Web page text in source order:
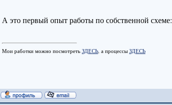
А это первый опыт работы по собственной схеме:
Мои работки можно посмотреть ЗДЕСЬ, а процессы ЗДЕСЬ